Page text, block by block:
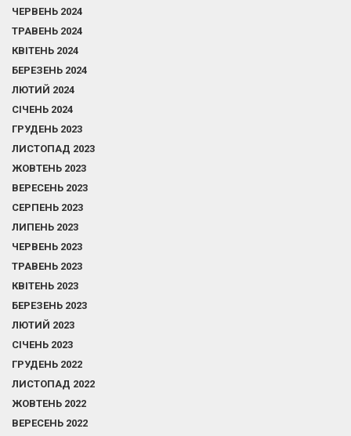
ЧЕРВЕНЬ 2024
ТРАВЕНЬ 2024
КВІТЕНЬ 2024
БЕРЕЗЕНЬ 2024
ЛЮТИЙ 2024
СІЧЕНЬ 2024
ГРУДЕНЬ 2023
ЛИСТОПАД 2023
ЖОВТЕНЬ 2023
ВЕРЕСЕНЬ 2023
СЕРПЕНЬ 2023
ЛИПЕНЬ 2023
ЧЕРВЕНЬ 2023
ТРАВЕНЬ 2023
КВІТЕНЬ 2023
БЕРЕЗЕНЬ 2023
ЛЮТИЙ 2023
СІЧЕНЬ 2023
ГРУДЕНЬ 2022
ЛИСТОПАД 2022
ЖОВТЕНЬ 2022
ВЕРЕСЕНЬ 2022